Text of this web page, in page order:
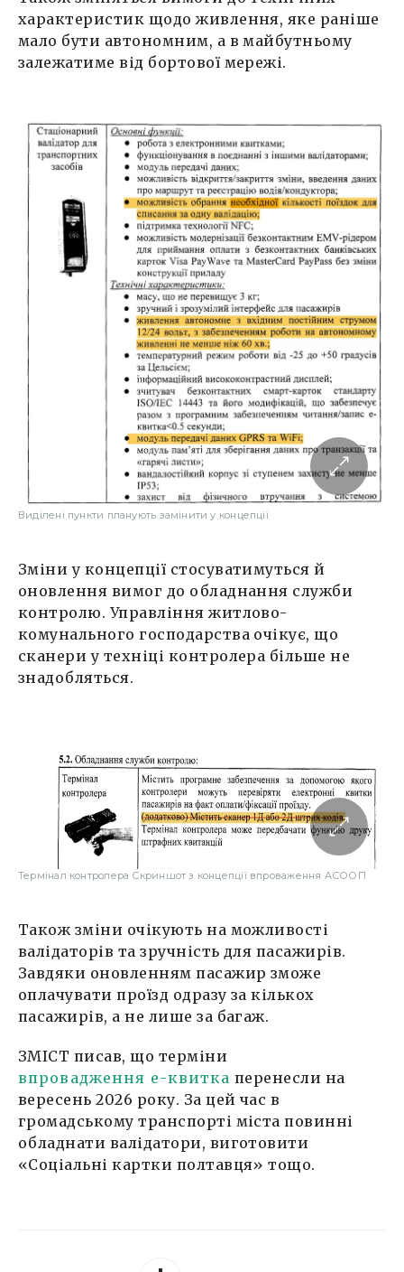
характеристик щодо живлення, яке раніше
мало бути автономним, а в майбутньому
залежатиме від бортової мережі.
Виділені пункти планують замінити у концепції
Зміни у концепції стосуватимуться й
оновлення вимог до обладнання служби
контролю. Управління житлово-
комунального господарства очікує, що
сканери у техніці контролера більше не
знадобляться.
Термінал контролера Скриншот з концепції впроваження АСООП
Також зміни очікують на можливості
валідаторів та зручність для пасажирів.
Завдяки оновленням пасажир зможе
оплачувати проїзд одразу за кількох
пасажирів, а не лише за багаж.
ЗМІСТ писав, що терміни
впровадження е-квитка перенесли на
вересень 2026 року. За цей час в
громадському транспорті міста повинні
обладнати валідатори, виготовити
«Соціальні картки полтавця» тощо.